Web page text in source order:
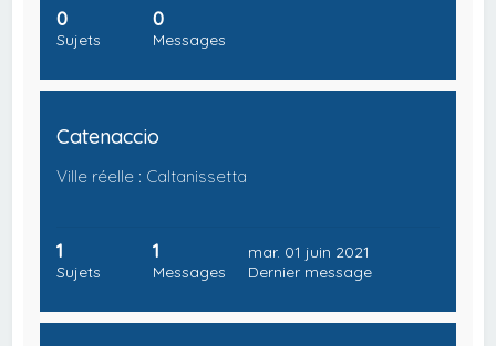
0
Sujets
0
Messages
Catenaccio
Ville réelle : Caltanissetta
1
Sujets
1
Messages
mar. 01 juin 2021
Dernier message